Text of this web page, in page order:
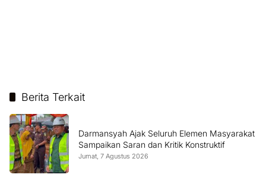
Berita Terkait
Darmansyah Ajak Seluruh Elemen Masyarakat
Sampaikan Saran dan Kritik Konstruktif
Jumat, 7 Agustus 2026